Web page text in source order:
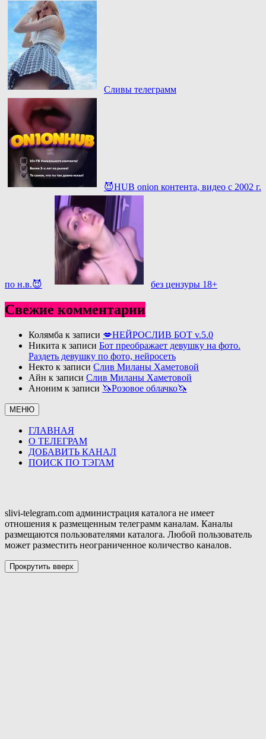
Сливы телеграмм
😈HUB onion контента, видео с 2002 г.
по н.в.😈 без цензуры 18+
Свежие комментарии
Колямба к записи 💋НЕЙРОСЛИВ БОТ v.5.0
Никита к записи Бот преображает девушку на фото.
Раздеть девушку по фото, нейросеть
Некто к записи Слив Миланы Хаметовой
Айн к записи Слив Миланы Хаметовой
Аноним к записи 🦄Розовое облачко🦄
МЕНЮ
ГЛАВНАЯ
О ТЕЛЕГРАМ
ДОБАВИТЬ КАНАЛ
ПОИСК ПО ТЭГАМ
slivi-telegram.com администрация каталога не имеет
отношения к размещенным телеграмм каналам. Каналы
размещаются пользователями каталога. Любой пользователь
может разместить неограниченное количество каналов.
Прокрутить вверх